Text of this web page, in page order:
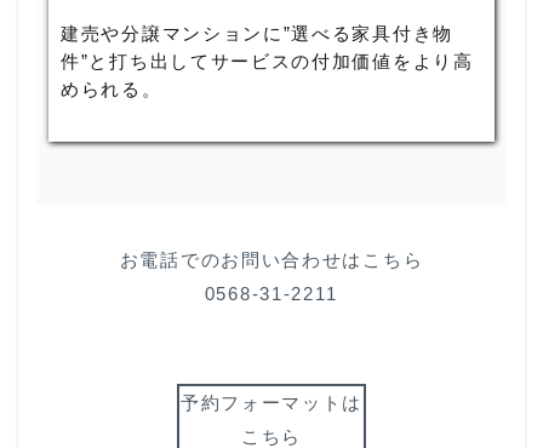
建売や分譲マンションに”選べる家具付き物
件”と打ち出してサービスの付加価値をより高
められる。
お電話でのお問い合わせはこちら
0568-31-2211
予約フォーマットは
こちら